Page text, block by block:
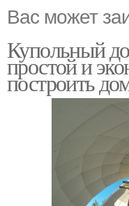
Вас может
Купольный
простой и
построить